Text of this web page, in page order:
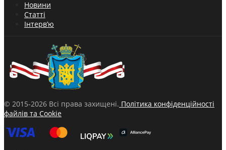
Новини
Статті
Інтерв’ю
© 2015-2026 Всі права захищені. Політика конфіденційності
файлів та Cookie